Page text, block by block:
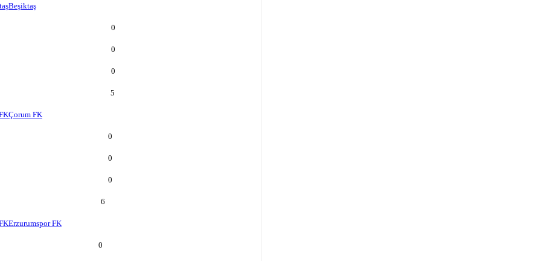
Beşiktaş
0
0
0
5
Çorum FK
0
0
0
6
Erzurumspor FK
0